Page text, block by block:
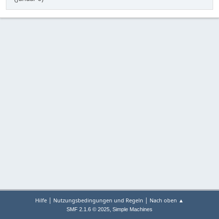
Hilfe | Nutzungsbedingungen und Regeln | Nach oben ▲
SMF 2.1.6 © 2025, Simple Machines